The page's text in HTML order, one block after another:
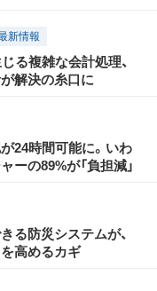
新情報
じる複雑な会計処理、
解決の糸口に
24時間可能に。いわ
ーの89%が「負担減」
る防災システムが、
高めるカギ